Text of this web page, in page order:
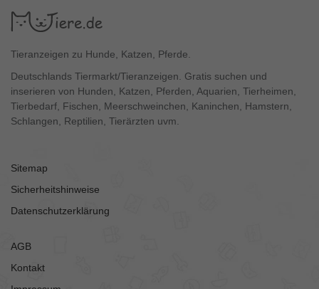
Tieranzeigen zu Hunde, Katzen, Pferde.
Deutschlands Tiermarkt/Tieranzeigen. Gratis suchen und
inserieren von Hunden, Katzen, Pferden, Aquarien, Tierheimen,
Tierbedarf, Fischen, Meerschweinchen, Kaninchen, Hamstern,
Schlangen, Reptilien, Tierärzten uvm.
Sitemap
Sicherheitshinweise
Datenschutzerklärung
AGB
Kontakt